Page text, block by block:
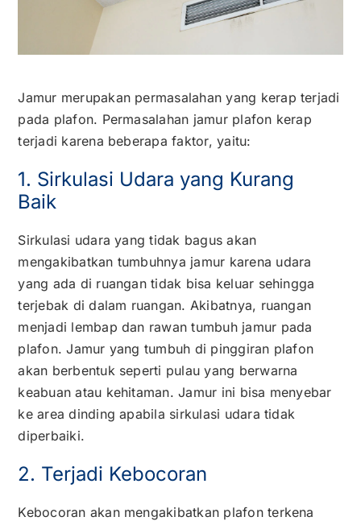
Jamur merupakan permasalahan yang kerap terjadi
pada plafon. Permasalahan jamur plafon kerap
terjadi karena beberapa faktor, yaitu:
1. Sirkulasi Udara yang Kurang
Baik
Sirkulasi udara yang tidak bagus akan
mengakibatkan tumbuhnya jamur karena udara
yang ada di ruangan tidak bisa keluar sehingga
terjebak di dalam ruangan. Akibatnya, ruangan
menjadi lembap dan rawan tumbuh jamur pada
plafon. Jamur yang tumbuh di pinggiran plafon
akan berbentuk seperti pulau yang berwarna
keabuan atau kehitaman. Jamur ini bisa menyebar
ke area dinding apabila sirkulasi udara tidak
diperbaiki.
2. Terjadi Kebocoran
Kebocoran akan mengakibatkan plafon terkena